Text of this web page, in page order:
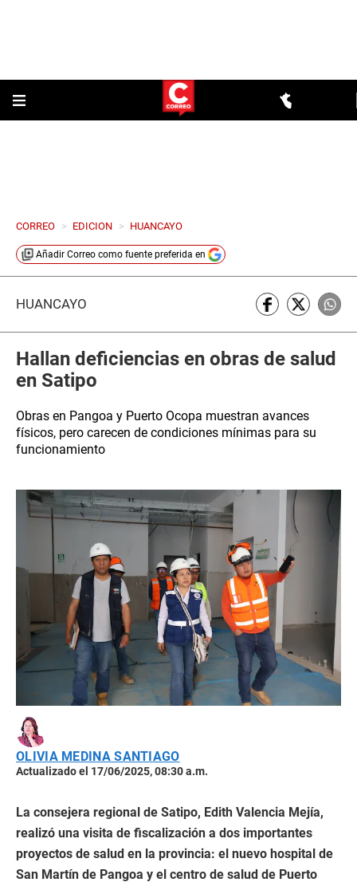
CORREO > EDICION > HUANCAYO
Añadir Correo como fuente preferida en
HUANCAYO
Hallan deficiencias en obras de salud
en Satipo
Obras en Pangoa y Puerto Ocopa muestran avances
físicos, pero carecen de condiciones mínimas para su
funcionamiento
OLIVIA MEDINA SANTIAGO
Actualizado el 17/06/2025, 08:30 a.m.
La consejera regional de Satipo, Edith Valencia Mejía,
realizó una visita de fiscalización a dos importantes
proyectos de salud en la provincia: el nuevo hospital de
San Martín de Pangoa y el centro de salud de Puerto